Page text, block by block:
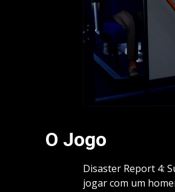
O Jogo
Disaster Report 4:
jogar com um